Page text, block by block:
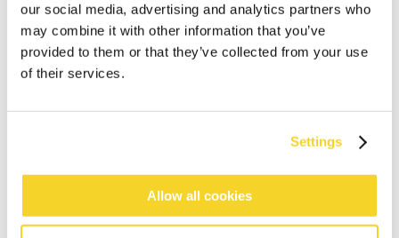
our social media, advertising and analytics partners who
may combine it with other information that you’ve
provided to them or that they’ve collected from your use
of their services.
Settings
Allow all cookies
Binnen 30 dagen retourneren
One size: past maat 36 - maat 44
Lengte middenachter (gemeten incl. boord): 120 cm